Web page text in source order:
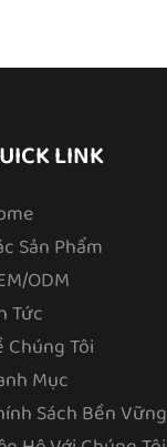
LINK
Sản Phẩm
ODM
Tức
Chúng Tôi
Mục
Sách Bền Vững